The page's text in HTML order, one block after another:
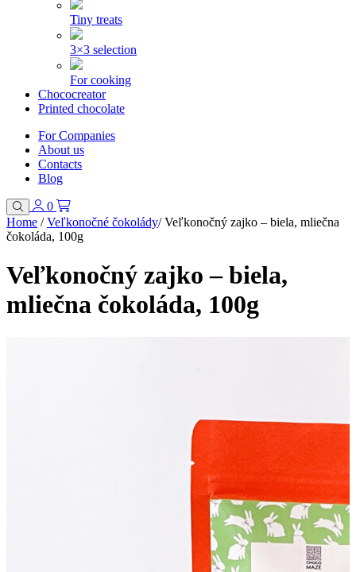
Tiny treats
3×3 selection
For cooking
Chococreator
Printed chocolate
For Companies
About us
Contacts
Blog
0
Home / Veľkonočné čokolády/ Veľkonočný zajko – biela, mliečna
čokoláda, 100g
Veľkonočný zajko – biela,
mliečna čokoláda, 100g